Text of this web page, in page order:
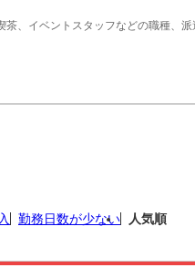
、イベントスタッフなどの職種、
勤務日数が少ない 人気順